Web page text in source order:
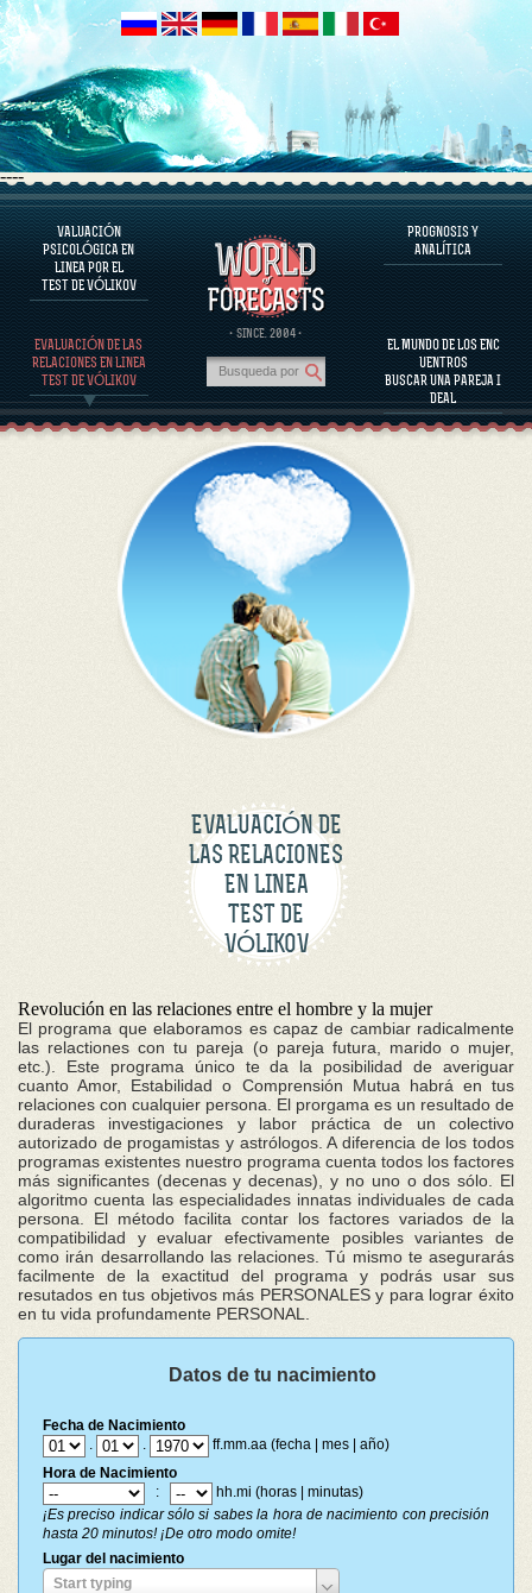
----
VALUACIÓN
PSICOLÓGICA EN
LINEA POR EL
TEST DE VÓLIKOV
EVALUACIÓN DE LAS
RELACIONES EN LINEA
TEST DE VÓLIKOV
· SINCE. 2004 ·
PROGNOSIS Y
ANALÍTICA
EL MUNDO DE LOS ENC
UENTROS
BUSCAR UNA PAREJA I
DEAL
EL PROGRAMA
EVALUAR EL CARÁCTER
EVALUACIÓN DEL CARÁCTER DE PERSONAJES FAMOSOS
EL PROGRAMA
EVALUAR LA COMPATIBILIDAD DE LA PAREJA
PROGNOSIS Y ANALÍTICA
EVALUACIÓN DE
LAS RELACIONES
EN LINEA
TEST DE
VÓLIKOV
Revolución en las relaciones entre el hombre y la mujer
El programa que elaboramos es capaz de cambiar radicalmente
las relactiones con tu pareja (o pareja futura, marido o mujer,
etc.). Este programa único te da la posibilidad de averiguar
cuanto Amor, Estabilidad o Comprensión Mutua habrá en tus
relaciones con cualquier persona. El prorgama es un resultado de
duraderas investigaciones y labor práctica de un colectivo
autorizado de progamistas y astrólogos. A diferencia de los todos
programas existentes nuestro programa cuenta todos los factores
más significantes (decenas y decenas), y no uno o dos sólo. El
algoritmo cuenta las especialidades innatas individuales de cada
persona. El método facilita contar los factores variados de la
compatibilidad y evaluar efectivamente posibles variantes de
como irán desarrollando las relaciones. Tú mismo te asegurarás
facilmente de la exactitud del programa y podrás usar sus
resutados en tus objetivos más PERSONALES y para lograr éxito
en tu vida profundamente PERSONAL.
Datos de tu nacimiento
Fecha de Nacimiento
.
.
ff.mm.aa (fecha | mes | año)
Hora de Nacimiento
:
hh.mi (horas | minutas)
¡Es preciso indicar sólo si sabes la hora de nacimiento con precisión
hasta 20 minutos! ¡De otro modo omite!
Lugar del nacimiento
Start typing
Lugar